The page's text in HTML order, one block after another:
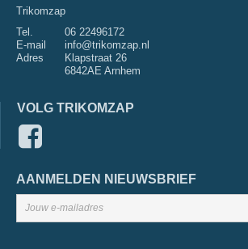
Trikomzap
Tel.
06 22496172
E-mail
info@trikomzap.nl
Adres
Klapstraat 26
6842AE Arnhem
VOLG TRIKOMZAP
AANMELDEN NIEUWSBRIEF